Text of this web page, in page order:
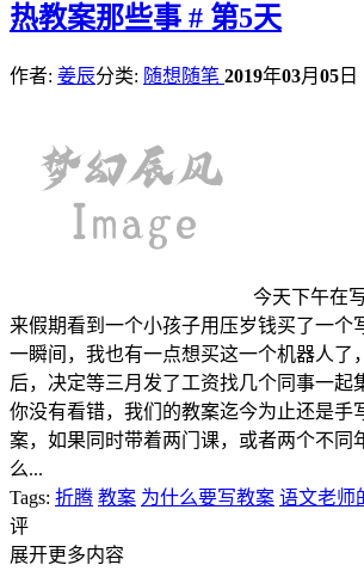
热教案那些事 # 第5天
作者: 姜辰分类: 随想随笔 2019年03月 05 日
今天下午在
来假期看到一个小孩子用压岁钱买了一个
一瞬间，我也有一点想买这一个机器人了
后，决定等三月发了工资找几个同事一起
你没有看错，我们的教案迄今为止还是手
案，如果同时带着两门课，或者两个不同
么...
Tags: 折腾 教案 为什么要写教案 语文老师
评
展开更多内容